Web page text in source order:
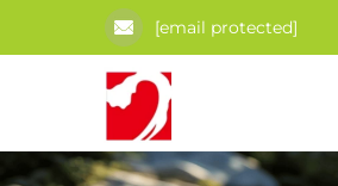
[email protected]